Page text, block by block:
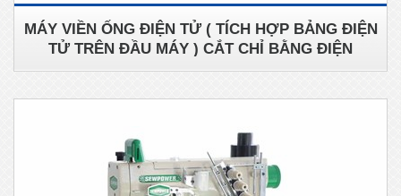
MÁY VIỀN ỐNG ĐIỆN TỬ ( TÍCH HỢP BẢNG ĐIỆN
TỬ TRÊN ĐẦU MÁY ) CẮT CHỈ BẰNG ĐIỆN
SEWPOWER SP-787-CB356/EST/DS